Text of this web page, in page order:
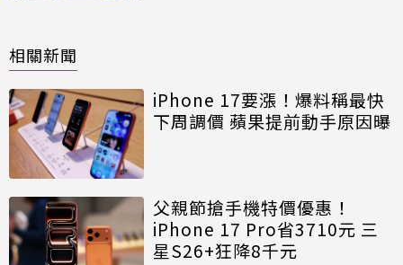
相關新聞
iPhone 17要漲！爆料稱最快
下周調價 蘋果提前動手原因曝
父親節搶手機特價優惠！
iPhone 17 Pro省3710元 三
星S26+狂降8千元